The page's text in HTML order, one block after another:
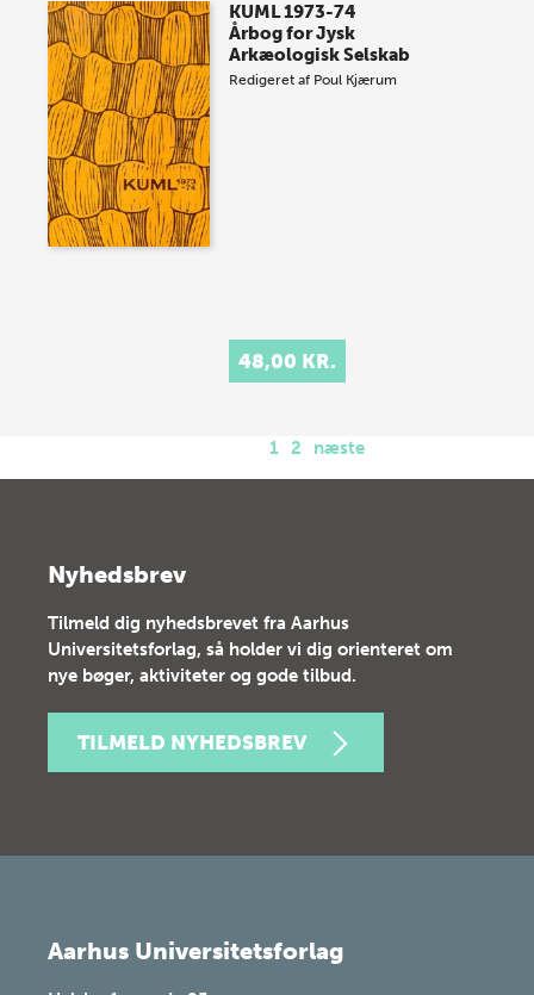
KUML 1973-74
Årbog for Jysk
Arkæologisk Selskab
Redigeret af Poul Kjærum
48,00 KR.
1 2 næste
Nyhedsbrev
Tilmeld dig nyhedsbrevet fra Aarhus
Universitetsforlag, så holder vi dig orienteret om
nye bøger, aktiviteter og gode tilbud.
TILMELD NYHEDSBREV
Aarhus Universitetsforlag